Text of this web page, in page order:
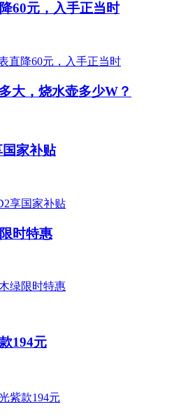
60元，入手正当时
大，烧水壶多少W？
家补贴
时特惠
194元